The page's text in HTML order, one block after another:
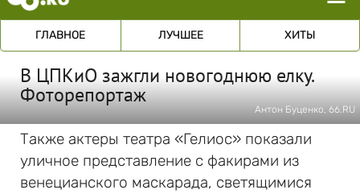
ГЛАВНОЕ ЛУЧШЕЕ ХИТЫ
В ЦПКиО зажгли новогоднюю елку.
Фоторепортаж
Антон Буценко, 66.RU
Также актеры театра «Гелиос» показали
уличное представление с факирами из
венецианского маскарада, светящимися